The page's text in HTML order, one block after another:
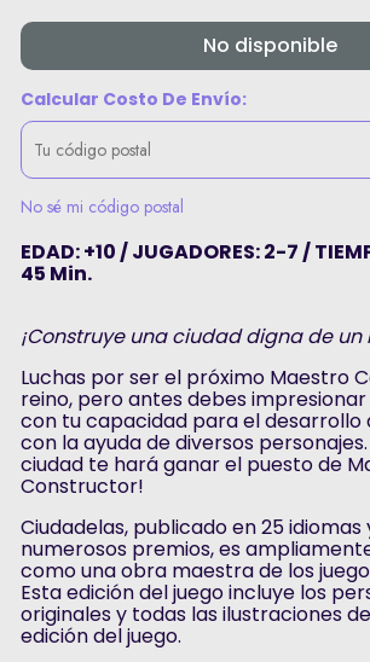
No disponible
Calcular Costo De Envío:
No sé mi código postal
EDAD: +10 / JUGADORES: 2-7 /
45 Min.
¡Construye una ciudad digna de un
Luchas por ser el próximo Maestro
reino, pero antes debes
con tu capacidad para el desarrollo
con la ayuda de diversos
ciudad te hará ganar el puesto de
Constructor!
Ciudadelas, publicado en 25
numerosos premios, es
como una obra maestra de los
Esta edición del juego incluye los
originales y todas las ilustraciones
edición del juego.